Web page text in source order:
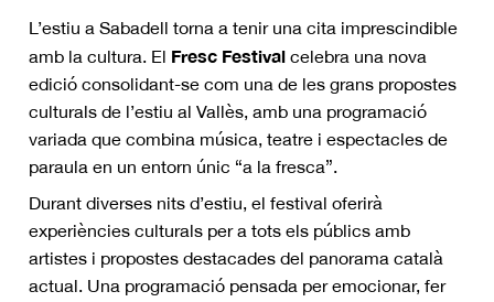
L’estiu a Sabadell torna a tenir una cita imprescindible
amb la cultura. El Fresc Festival celebra una nova
edició consolidant-se com una de les grans propostes
culturals de l’estiu al Vallès, amb una programació
variada que combina música, teatre i espectacles de
paraula en un entorn únic “a la fresca”.
Durant diverses nits d’estiu, el festival oferirà
experiències culturals per a tots els públics amb
artistes i propostes destacades del panorama català
actual. Una programació pensada per emocionar, fer